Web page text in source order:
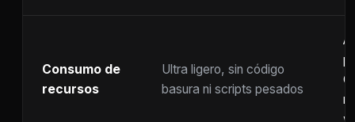
Consumo de
recursos
Ultra ligero, sin código
basura ni scripts pesados